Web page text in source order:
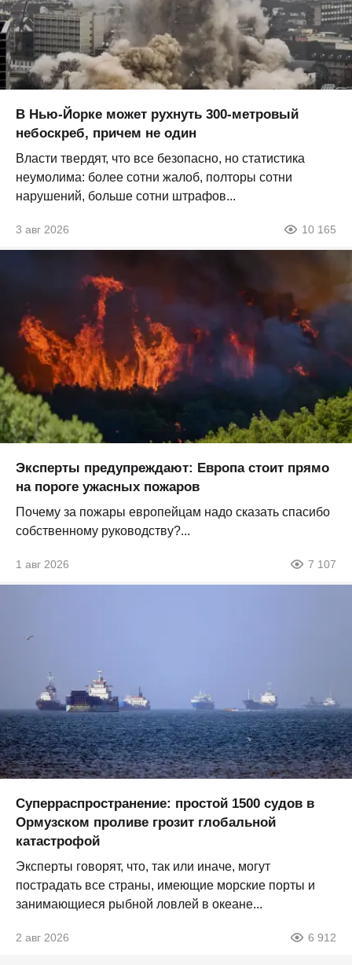
В Нью-Йорке может рухнуть 300-метровый
небоскреб, причем не один
Власти твердят, что все безопасно, но статистика
неумолима: более сотни жалоб, полторы сотни
нарушений, больше сотни штрафов...
3 авг 2026 10 165
Эксперты предупреждают: Европа стоит прямо
на пороге ужасных пожаров
Почему за пожары европейцам надо сказать спасибо
собственному руководству?...
1 авг 2026 7 107
Суперраспространение: простой 1500 судов в
Ормузском проливе грозит глобальной
катастрофой
Эксперты говорят, что, так или иначе, могут
пострадать все страны, имеющие морские порты и
занимающиеся рыбной ловлей в океане...
2 авг 2026 6 912